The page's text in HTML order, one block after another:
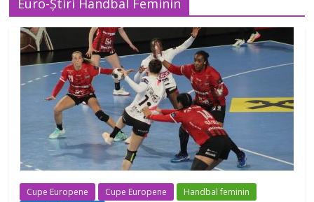
Euro-Știri Handbal Feminin
Cupe Europene Cupe Europene
Handbal feminin